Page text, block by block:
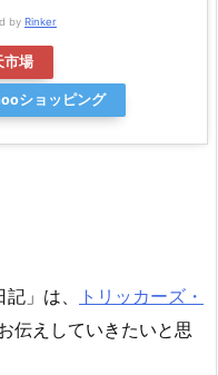
by Rinker
市場
ショッピング
」は、
トリッカーズ・
伝えしていきたいと思